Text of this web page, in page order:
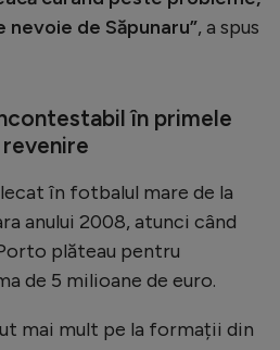
de Săpunaru”, a spus
în primele
în fotbalul mare de la
anului 2008, atunci când
plăteau pentru
de 5 milioane de euro.
mai mult pe la formații din